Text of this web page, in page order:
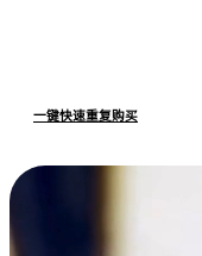
一键快速重复购买